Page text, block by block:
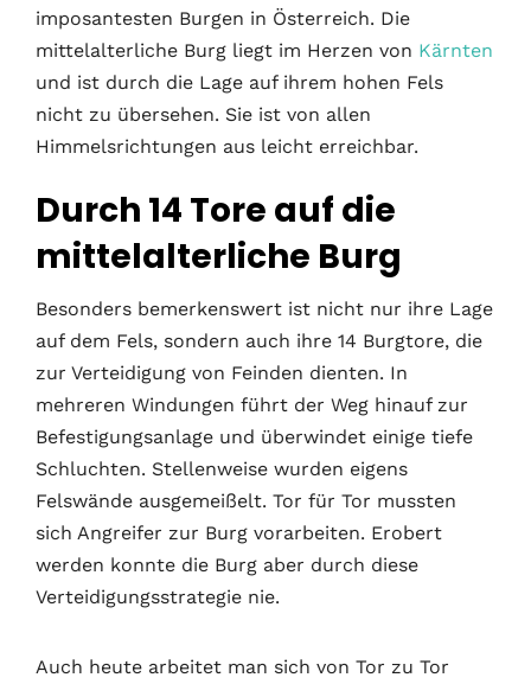
imposantesten Burgen in Österreich. Die
mittelalterliche Burg liegt im Herzen von Kärnten
und ist durch die Lage auf ihrem hohen Fels
nicht zu übersehen. Sie ist von allen
Himmelsrichtungen aus leicht erreichbar.
Durch 14 Tore auf die
mittelalterliche Burg
Besonders bemerkenswert ist nicht nur ihre Lage
auf dem Fels, sondern auch ihre 14 Burgtore, die
zur Verteidigung von Feinden dienten. In
mehreren Windungen führt der Weg hinauf zur
Befestigungsanlage und überwindet einige tiefe
Schluchten. Stellenweise wurden eigens
Felswände ausgemeißelt. Tor für Tor mussten
sich Angreifer zur Burg vorarbeiten. Erobert
werden konnte die Burg aber durch diese
Verteidigungsstrategie nie.
Auch heute arbeitet man sich von Tor zu Tor